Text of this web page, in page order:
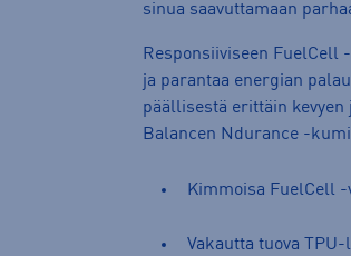
sinua saavuttamaan
Responsiiviseen FuelCell
ja parantaa energian
päällisestä erittäin kevyen
Balancen Ndurance -
Kimmoisa FuelCell -
Vakautta tuova TPU-